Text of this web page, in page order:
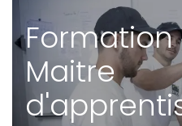
Maitre